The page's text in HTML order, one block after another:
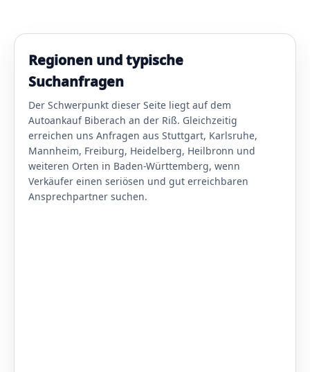
Regionen und typische
Suchanfragen
Der Schwerpunkt dieser Seite liegt auf dem
Autoankauf Biberach an der Riß. Gleichzeitig
erreichen uns Anfragen aus Stuttgart, Karlsruhe,
Mannheim, Freiburg, Heidelberg, Heilbronn und
weiteren Orten in Baden-Württemberg, wenn
Verkäufer einen seriösen und gut erreichbaren
Ansprechpartner suchen.